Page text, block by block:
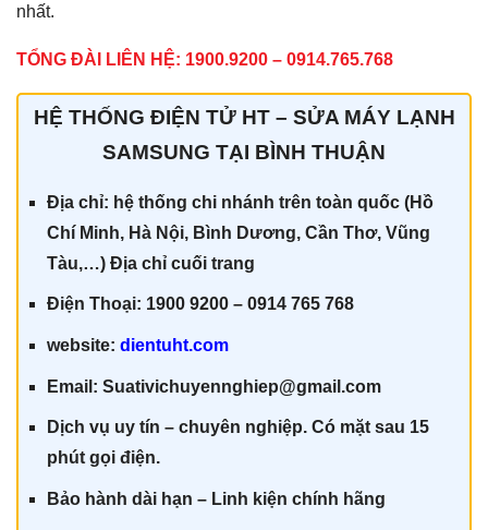
nhất.
TỔNG ĐÀI LIÊN HỆ: 1900.9200 – 0914.765.768
HỆ THỐNG ĐIỆN TỬ HT – SỬA MÁY LẠNH
SAMSUNG TẠI BÌNH THUẬN
Địa chỉ: hệ thống chi nhánh trên toàn quốc (Hồ
Chí Minh, Hà Nội, Bình Dương, Cần Thơ, Vũng
Tàu,…) Địa chỉ cuối trang
Điện Thoại: 1900 9200 – 0914 765 768
website: dientuht.com
Email: Suativichuyennghiep@gmail.com
Dịch vụ uy tín – chuyên nghiệp. Có mặt sau 15
phút gọi điện.
Bảo hành dài hạn – Linh kiện chính hãng